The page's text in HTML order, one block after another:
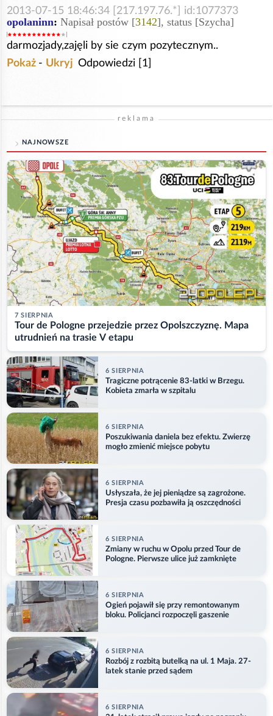
2013-07-15 18:46:34 [217.197.76.*] id:1077373
opolaninn: Napisał postów [3142], status [Szycha]
darmozjady,zajęli by sie czym pozytecznym..
Pokaż - Ukryj Odpowiedzi [1]
reklama
NAJNOWSZE
7 SIERPNIA
Tour de Pologne przejedzie przez Opolszczyznę. Mapa
utrudnień na trasie V etapu
6 SIERPNIA
Tragiczne potrącenie 83-latki w Brzegu.
Kobieta zmarła w szpitalu
6 SIERPNIA
Poszukiwania daniela bez efektu. Zwierzę
mogło zmienić miejsce pobytu
6 SIERPNIA
Usłyszała, że jej pieniądze są zagrożone.
Presja czasu pozbawiła ją oszczędności
6 SIERPNIA
Zmiany w ruchu w Opolu przed Tour de
Pologne. Pierwsze ulice już zamknięte
6 SIERPNIA
Ogień pojawił się przy remontowanym
bloku. Policjanci rozpoczęli gaszenie
6 SIERPNIA
Rozbój z rozbitą butelką na ul. 1 Maja. 27-
latek stanie przed sądem
6 SIERPNIA